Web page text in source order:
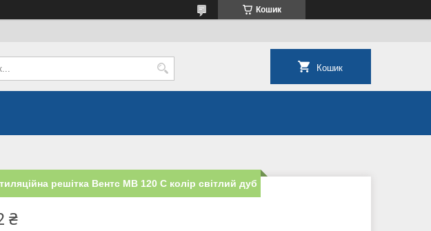
Кошик
Кошик
решітка Вентс МВ 120 С колір світлий дуб
₴